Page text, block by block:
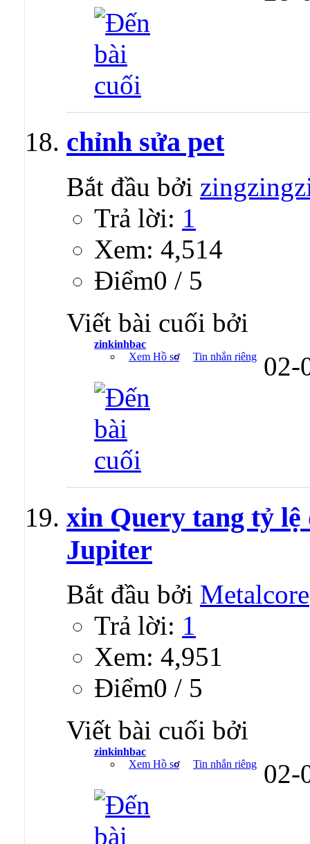
chỉnh sửa pet
Bắt đầu bởi
Trả lời: 1
Xem: 4,514
Ðiểm0 / 5
Viết bài cuối bởi
zinkinhbac
Xem Hồ sơ
Tin nhắn riêng 02-
xin Query tang tỷ lệ
Jupiter
Bắt đầu bởi Metalcore
Trả lời: 1
Xem: 4,951
Ðiểm0 / 5
Viết bài cuối bởi
zinkinhbac
Xem Hồ sơ
Tin nhắn riêng 02-